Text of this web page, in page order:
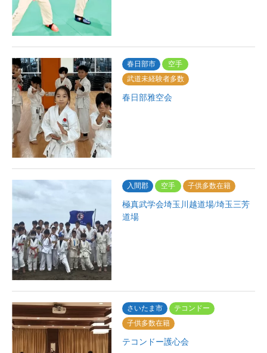
春日部市
空手
武道未経験者多数
春日部雅空会
入間郡 空手 子供多数在籍
極真武学会埼玉川越道場/埼玉三芳
道場
さいたま市
テコンドー
子供多数在籍
テコンドー護心会